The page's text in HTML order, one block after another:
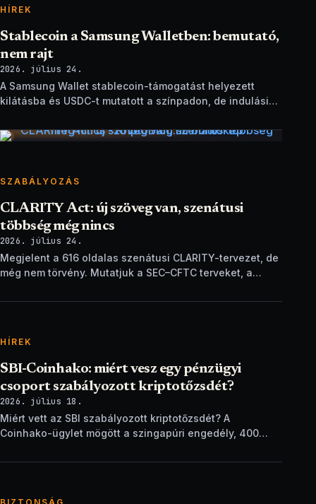
HÍREK
Stablecoin a Samsung Walletben: bemutató,
nem rajt
2026. július 24.
A Samsung Wallet stablecoin-támogatást helyezett
kilátásba és USDC-t mutatott a színpadon, de indulási
SZABÁLYOZÁS
CLARITY Act: új szöveg van, szenátusi
többség még nincs
2026. július 24.
Megjelent a 616 oldalas szenátusi CLARITY-tervezet, de
még nem törvény. Mutatjuk a SEC–CFTC terveket, a
HÍREK
SBI-Coinhako: miért vesz egy pénzügyi
csoport szabályozott kriptotőzsdét?
2026. július 18.
Miért vett az SBI szabályozott kriptotőzsdét? A
Coinhako-ügylet mögött a szingapúri engedély, 400